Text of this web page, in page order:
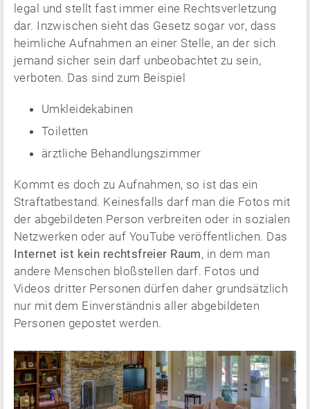
legal und stellt fast immer eine Rechtsverletzung
dar. Inzwischen sieht das Gesetz sogar vor, dass
heimliche Aufnahmen an einer Stelle, an der sich
jemand sicher sein darf unbeobachtet zu sein,
verboten. Das sind zum Beispiel
Umkleidekabinen
Toiletten
ärztliche Behandlungszimmer
Kommt es doch zu Aufnahmen, so ist das ein
Straftatbestand. Keinesfalls darf man die Fotos mit
der abgebildeten Person verbreiten oder in sozialen
Netzwerken oder auf YouTube veröffentlichen. Das
Internet ist kein rechtsfreier Raum, in dem man
andere Menschen bloßstellen darf. Fotos und
Videos dritter Personen dürfen daher grundsätzlich
nur mit dem Einverständnis aller abgebildeten
Personen gepostet werden.